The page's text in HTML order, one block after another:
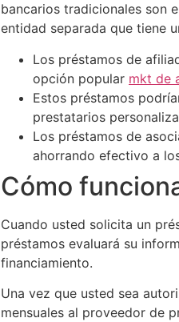
bancarios tradicionales son
entidad separada que tiene
Los préstamos de
opción popular mkt de
Estos préstamos
prestatarios
Los préstamos de
ahorrando efectivo a
Cómo
Cuando usted solicita un
préstamos evaluará su
financiamiento.
Una vez que usted sea
mensuales al proveedor de